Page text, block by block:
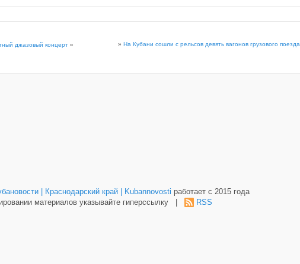
джазовый концерт « » На Кубани сошли с рельсов девять вагонов грузового поезда
| Краснодарский край | Kubannovosti работает с 2015 года
материалов указывайте гиперссылку | RSS